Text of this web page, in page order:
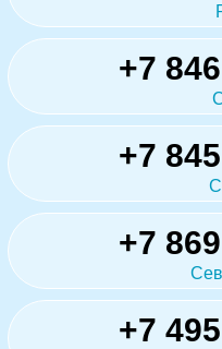
+7
+7
+7
+7